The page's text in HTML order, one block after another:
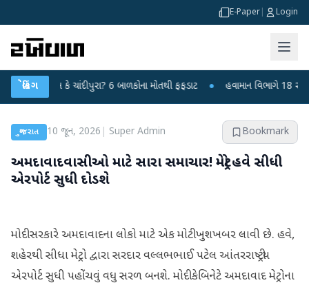
E-Paper Login
બ્રેકિંગ
કે ચાંદીપુરા? 6 બાળકોના મોતથી ફફડાટ ● હવામાન વિભાગે 18 રાજ્યો માટે
ગુજરાત 10 જૂન, 2026 Super Admin Bookmark
અમદાવાદવાસીઓ માટે સારા સમાચાર! મેટ્રો હવે સીધી
એરપોર્ટ સુધી દોડશે
મોદી સરકારે અમદાવાદના લોકો માટે એક મોટી ખુશખબર લાવી છે. હવે,
શહેરથી સીધા મેટ્રો દ્વારા સરદાર વલ્લભભાઈ પટેલ આંતરરાષ્ટ્રીય
એરપોર્ટ સુધી પહોંચવું વધુ સરળ બનશે. મોદી કેબિનેટે અમદાવાદ મેટ્રોના